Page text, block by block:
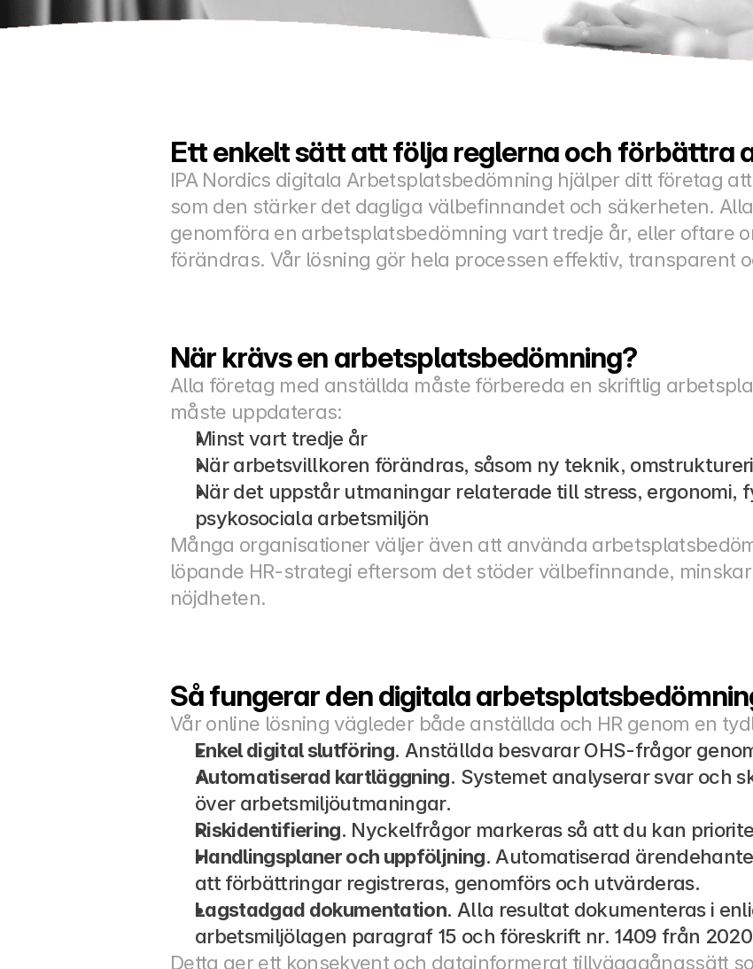
Ett enkelt sätt att följa reglerna och förbättra
IPA Nordics digitala Arbetsplatsbedömning hjälper ditt företag
som den stärker det dagliga välbefinnandet och säkerheten.
genomföra en arbetsplatsbedömning vart tredje år, eller oftare
förändras. Vår lösning gör hela processen effektiv, transparent
När krävs en arbetsplatsbedömning?
Alla företag med anställda måste förbereda en skriftlig
måste uppdateras:
Minst vart tredje år
När arbetsvillkoren förändras, såsom ny teknik,
När det uppstår utmaningar relaterade till stress, ergonomi,
psykosociala arbetsmiljön
Många organisationer väljer även att använda
löpande HR-strategi eftersom det stöder välbefinnande,
nöjdheten.
Så fungerar den digitala
Vår online lösning vägleder både anställda och HR genom en
Enkel digital slutföring. Anställda besvarar OHS-frågor
Automatiserad kartläggning. Systemet analyserar svar och
över arbetsmiljöutmaningar.
Riskidentifiering. Nyckelfrågor markeras så att du kan
Handlingsplaner och uppföljning. Automatiserad
att förbättringar registreras, genomförs och utvärderas.
Lagstadgad dokumentation. Alla resultat dokumenteras i
arbetsmiljölagen paragraf 15 och föreskrift nr. 1409 från
Detta ger ett konsekvent och datainformerat tillvägagångssätt